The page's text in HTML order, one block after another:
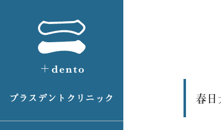
プラスデントクリニック 春